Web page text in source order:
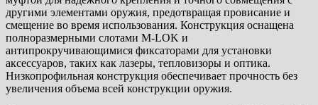
другими элементами оружия, предотвращая провисание и
смещение во время использования. Конструкция оснащена
полноразмерными слотами M-LOK и
антипрокручивающимися фиксаторами для установки
аксессуаров, таких как лазеры, тепловизоры и оптика.
Низкопрофильная конструкция обеспечивает прочность без
увеличения объема всей конструкции оружия.